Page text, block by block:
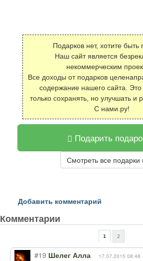
Подарков нет, хотите
Наш сайт является
некоммерческим
Все доходы от подарков
содержание нашего сайта.
только сохранять, но улучшать и
С нами.ру!
Подарить
Смотреть все подарки
Добавить комментарий
Комментарии
1 2
#19 Шелег Алла 17.07.2015 08:48